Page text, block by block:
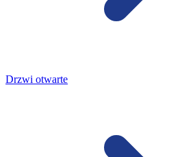
Drzwi otwarte